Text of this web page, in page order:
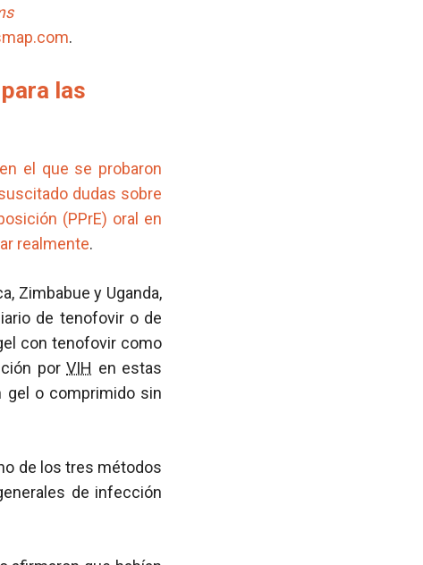
.
las
el que se probaron
dudas sobre
(PPrE) oral en
realmente.
Zimbabue y Uganda,
de tenofovir o de
con tenofovir como
porVIH en estas
gel o comprimido sin
de los tres métodos
de infección